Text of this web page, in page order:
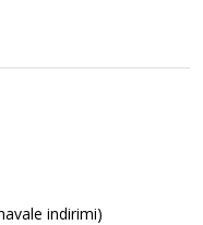
indirimi)